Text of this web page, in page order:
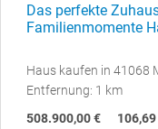
Das perfekte
Familienmomente
Haus kaufen in 41068
Entfernung: 1 km
508.900,00 €
106,69